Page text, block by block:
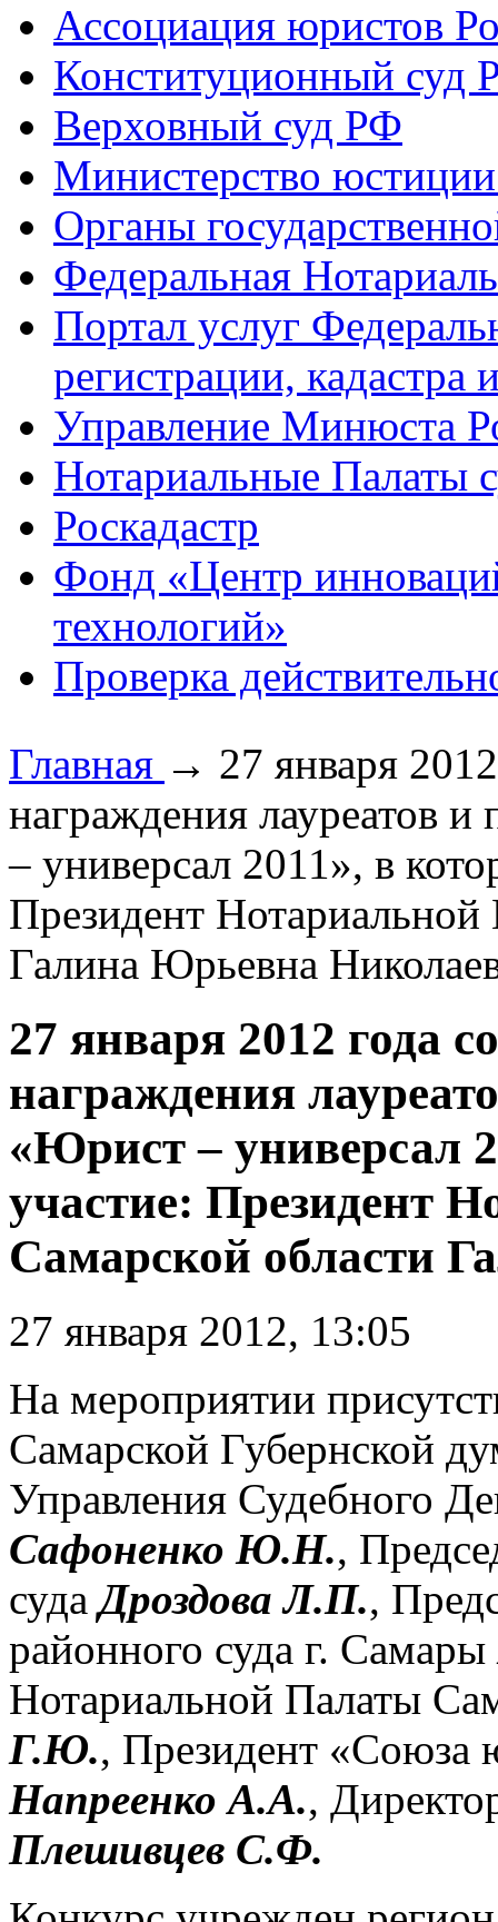
Ассоциация юристов
Конституционный суд
Верховный суд РФ
Министерство
Органы
Федеральная
Портал услуг
регистрации, кадастра
Управление Минюста
Нотариальные Палаты
Роскадастр
Фонд «Центр
технологий»
Проверка
Главная → 27 января
награждения лауреатов
– универсал 2011», в
Президент
Галина Юрьевна
27 января 2012 года
награждения
«Юрист – универсал
участие: Президент
Самарской области
27 января 2012, 13:05
На мероприятии
Самарской Губернской
Управления Судебного
Сафоненко Ю.Н.,
судаДроздова Л.П.,
районного суда г. Самары
Нотариальной Палаты
Г.Ю., Президент «Союза
Напреенко А.А.,
Плешивцев С.Ф.